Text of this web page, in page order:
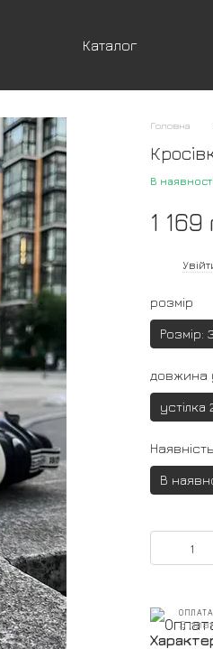
Каталог
Головна
В наявності
1
розмір
Розмір:
довжина
устілка
Наявність
В
3